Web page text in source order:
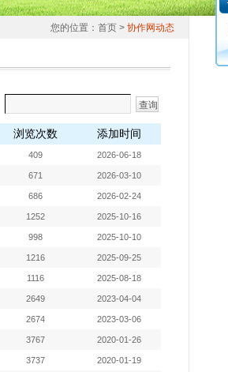
您的位置： 首页 > 协作网动态
浏览次数 添加时间
409 2026-06-18
671 2026-03-10
686 2026-02-24
1252 2025-10-16
998 2025-10-10
1216 2025-09-25
1116 2025-08-18
2649 2023-04-04
2674 2023-03-06
3767 2020-01-26
3737 2020-01-19